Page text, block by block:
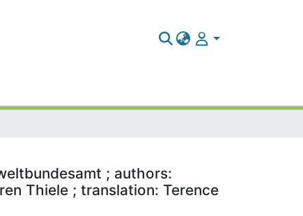
; authors:
Thiele ; translation: Terence